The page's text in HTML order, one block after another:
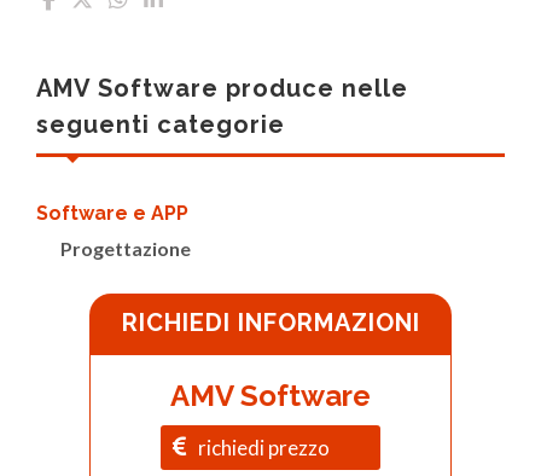
AMV Software produce nelle
seguenti categorie
Software e APP
Progettazione
RICHIEDI INFORMAZIONI
AMV Software
richiedi prezzo